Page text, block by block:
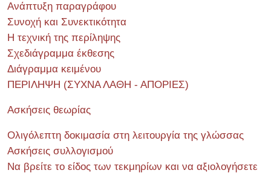
Ανάπτυξη παραγράφου
Συνοχή και Συνεκτικότητα
Η τεχνική της περίληψης
Σχεδιάγραμμα έκθεσης
Διάγραμμα κειμένου
ΠΕΡΙΛΗΨΗ (ΣΥΧΝΑ ΛΑΘΗ - ΑΠΟΡΙΕΣ)
Ασκήσεις θεωρίας
Ολιγόλεπτη δοκιμασία στη λειτουργία της γλώσσας
Ασκήσεις συλλογισμού
Να βρείτε το είδος των τεκμηρίων και να αξιολογήσετε